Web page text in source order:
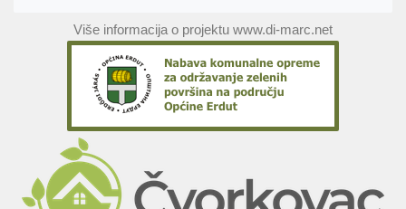
Više informacija o projektu www.di-marc.net